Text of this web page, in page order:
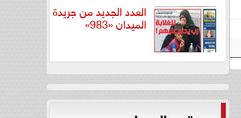
العدد الجديد من جريدة
الميدان «983»